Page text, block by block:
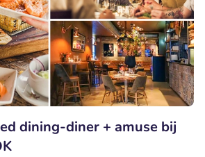
dining-diner + amuse bij